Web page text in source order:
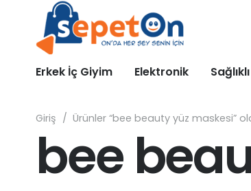
Erkek İç Giyim Elektronik
Giriş / Ürünler “bee beauty yüz maskesi”
bee